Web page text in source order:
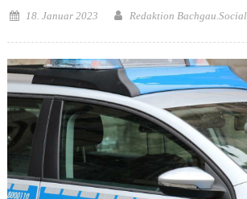
Posted
18. Januar 2023 Author
Redaktion Bachgau.Social